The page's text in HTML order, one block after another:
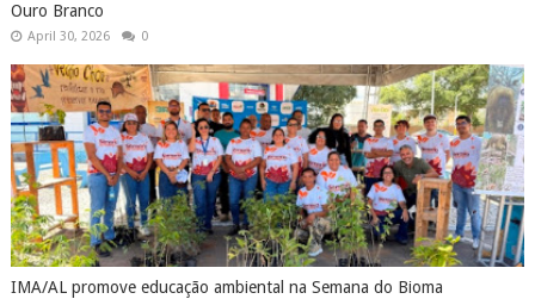
Ouro Branco
April 30, 2026 0
IMA/AL promove educação ambiental na Semana do Bioma